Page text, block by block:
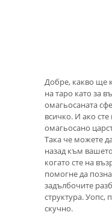
Добре, какво ще
на таро като за
омагьосаната
всичко. И ако
омагьосано
Така че можете
назад към
когато сте на
помогне да
задълбочите
структура. Уопс,
скучно.